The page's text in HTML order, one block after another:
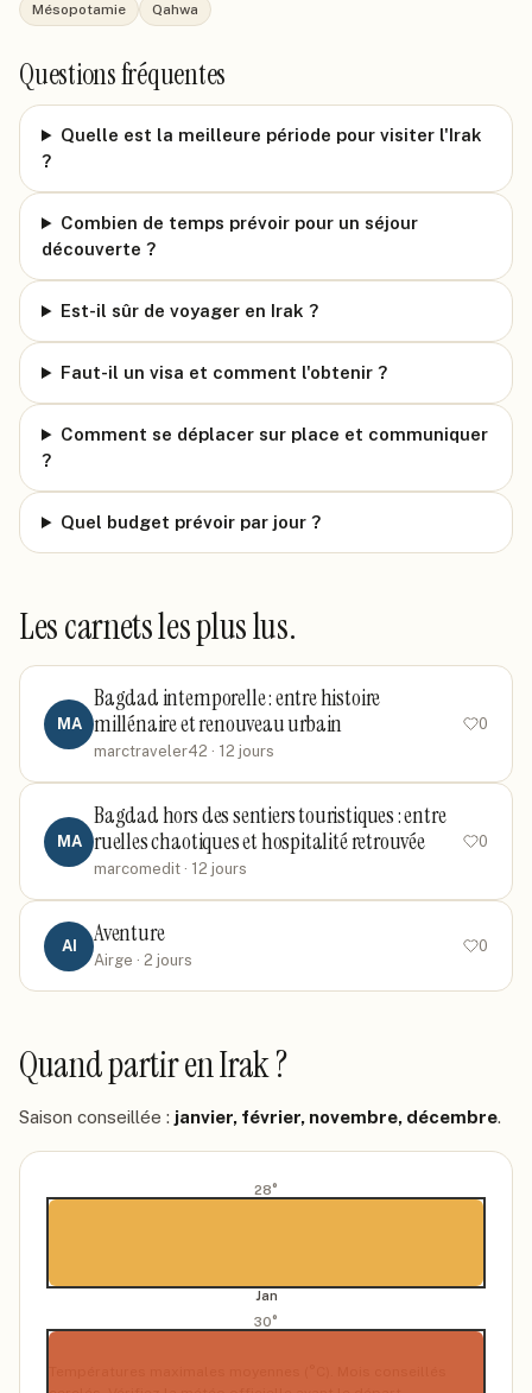
Mésopotamie
Qahwa
Questions fréquentes
Quelle est la meilleure période pour visiter l'Irak
?
Combien de temps prévoir pour un séjour
découverte ?
Est-il sûr de voyager en Irak ?
Faut-il un visa et comment l'obtenir ?
Comment se déplacer sur place et communiquer
?
Quel budget prévoir par jour ?
Les carnets les plus lus.
MA
Bagdad intemporelle : entre histoire
millénaire et renouveau urbain
marctraveler42 · 12 jours
0
MA
Bagdad hors des sentiers touristiques : entre
ruelles chaotiques et hospitalité retrouvée
marcomedit · 12 jours
0
AI Aventure
Airge · 2 jours
0
Quand partiren Irak?
Saison conseillée : janvier, février, novembre, décembre.
28°
Jan
30°